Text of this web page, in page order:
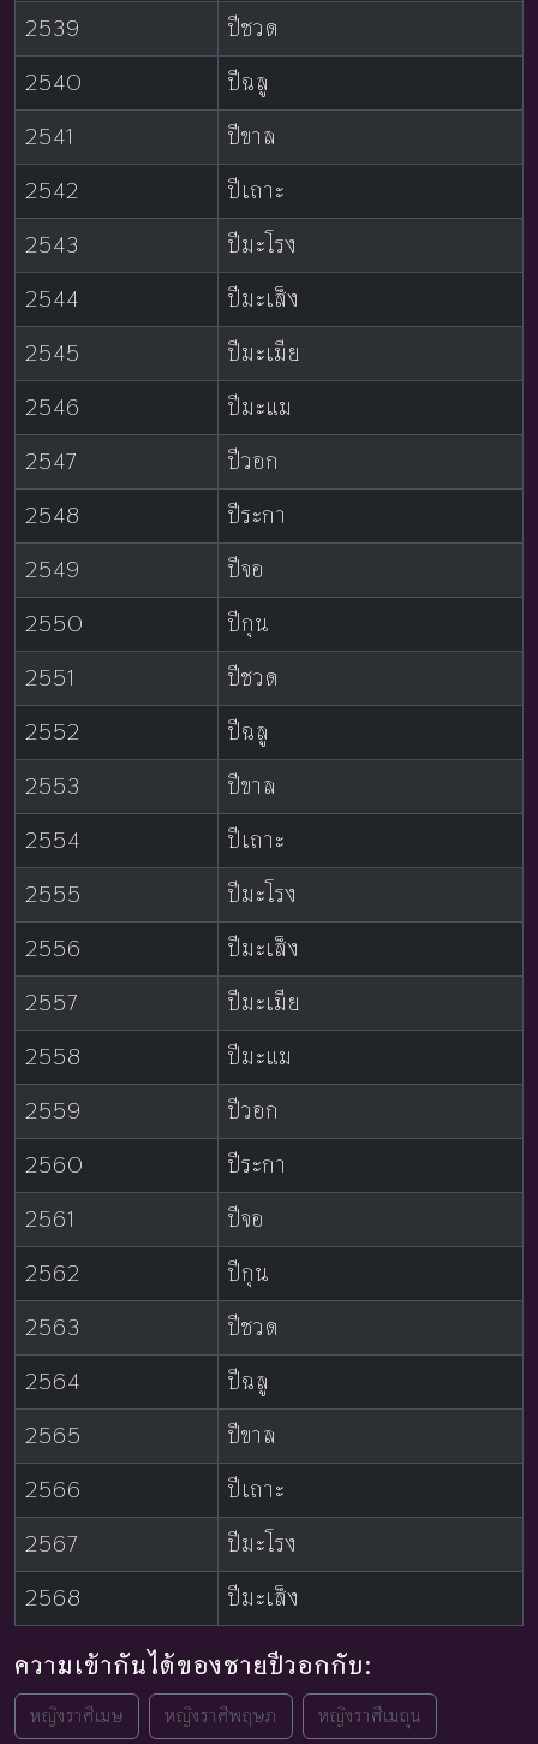
2539
ปีชวด
2540
ปีฉลู
2541
ปีขาล
2542
ปีเถาะ
2543
ปีมะโรง
2544
ปีมะเส็ง
2545
ปีมะเมีย
2546
ปีมะแม
2547
ปีวอก
2548
ปีระกา
2549
ปีจอ
2550
ปีกุน
2551
ปีชวด
2552
ปีฉลู
2553
ปีขาล
2554
ปีเถาะ
2555
ปีมะโรง
2556
ปีมะเส็ง
2557
ปีมะเมีย
2558
ปีมะแม
2559
ปีวอก
2560
ปีระกา
2561
ปีจอ
2562
ปีกุน
2563
ปีชวด
2564
ปีฉลู
2565
ปีขาล
2566
ปีเถาะ
2567
ปีมะโรง
2568
ปีมะเส็ง
ความเข้ากันได้ของชายปีวอกกับ:
หญิงราศีเมษ หญิงราศีพฤษภ หญิงราศีเมถุน